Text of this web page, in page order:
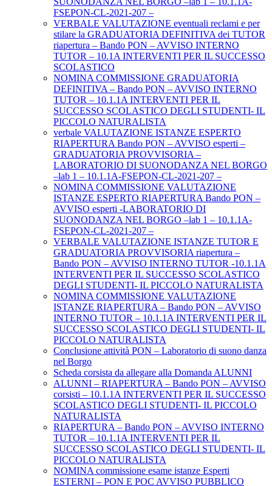
FSEPON-CL-2021-207 –
VERBALE VALUTAZIONE eventuali reclami e per
stilare la GRADUATORIA DEFINITIVA dei TUTOR
riapertura – Bando PON – AVVISO INTERNO
TUTOR – 10.1A INTERVENTI PER IL SUCCESSO
SCOLASTICO
NOMINA COMMISSIONE GRADUATORIA
DEFINITIVA – Bando PON – AVVISO INTERNO
TUTOR – 10.1.1A INTERVENTI PER IL
SUCCESSO SCOLASTICO DEGLI STUDENTI- IL
PICCOLO NATURALISTA
verbale VALUTAZIONE ISTANZE ESPERTO
RIAPERTURA Bando PON – AVVISO esperti –
GRADUATORIA PROVVISORIA –
LABORATORIO DI SUONODANZA NEL BORGO
–lab 1 – 10.1.1A-FSEPON-CL-2021-207 –
NOMINA COMMISSIONE VALUTAZIONE
ISTANZE ESPERTO RIAPERTURA Bando PON –
AVVISO esperti -LABORATORIO DI
SUONODANZA NEL BORGO –lab 1 – 10.1.1A-
FSEPON-CL-2021-207 –
VERBALE VALUTAZIONE ISTANZE TUTOR E
GRADUATORIA PROVVISORIA riapertura –
Bando PON – AVVISO INTERNO TUTOR -10.1.1A
INTERVENTI PER IL SUCCESSO SCOLASTICO
DEGLI STUDENTI- IL PICCOLO NATURALISTA
NOMINA COMMISSIONE VALUTAZIONE
ISTANZE RIAPERTURA – Bando PON – AVVISO
INTERNO TUTOR – 10.1.1A INTERVENTI PER IL
SUCCESSO SCOLASTICO DEGLI STUDENTI- IL
PICCOLO NATURALISTA
Conclusione attività PON – Laboratorio di suono danza
nel Borgo
Scheda corsista da allegare alla Domanda ALUNNI
ALUNNI – RIAPERTURA – Bando PON – AVVISO
corsisti – 10.1.1A INTERVENTI PER IL SUCCESSO
SCOLASTICO DEGLI STUDENTI- IL PICCOLO
NATURALISTA
RIAPERTURA – Bando PON – AVVISO INTERNO
TUTOR – 10.1.1A INTERVENTI PER IL
SUCCESSO SCOLASTICO DEGLI STUDENTI- IL
PICCOLO NATURALISTA
NOMINA commissione esame istanze Esperti
ESTERNI – PON E POC AVVISO PUBBLICO